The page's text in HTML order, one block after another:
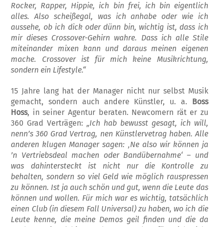
Rocker, Rapper, Hippie, ich bin frei, ich bin eigentlich
alles. Also scheißegal, was ich anhabe oder wie ich
aussehe, ob ich dick oder dünn bin, wichtig ist, dass ich
mir dieses Crossover-Gehirn wahre. Dass ich alle Stile
miteinander mixen kann und daraus meinen eigenen
mache. Crossover ist für mich keine Musikrichtung,
sondern ein Lifestyle.“
15 Jahre lang hat der Manager nicht nur selbst Musik
gemacht, sondern auch andere Künst­ler, u. a. Boss
Hoss, in seiner Agentur beraten. Newcomern rät er zu
360 Grad Verträgen: „Ich hab bewusst gesagt, ich will,
nenn’s 360 Grad Vertrag, nen Künstlervetrag haben. Alle
anderen klugen Manager sagen: ‚Ne also wir können ja
’n Vertriebsdeal machen oder Band­übernahme‘ – und
was dahintersteckt ist nicht nur die Kontrolle zu
behalten, sondern so viel Geld wie möglich rauspressen
zu können. Ist ja auch schön und gut, wenn die Leute das
können und wollen. Für mich war es wichtig, tatsächlich
einen Club (in diesem Fall Univer­sal) zu haben, wo ich die
Leute kenne, die meine Demos geil finden und die da